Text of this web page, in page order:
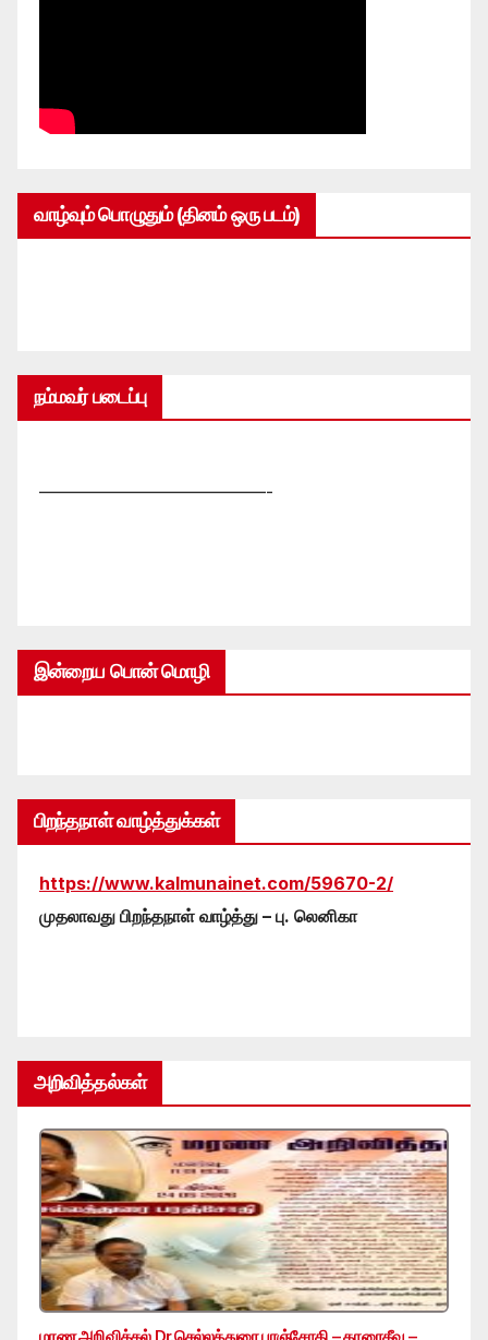
வாழ்வும் பொழுதும் (தினம் ஒரு படம்)
நம்மவர் படைப்பு
—————————————-
இன்றைய பொன் மொழி
பிறந்தநாள் வாழ்த்துக்கள்
https://www.kalmunainet.com/59670-2/
முதலாவது பிறந்தநாள் வாழ்த்து – பு. லெனிகா
அறிவித்தல்கள்
மரண அறிவித்தல் Dr.செல்லத்துரை பரஞ்சோதி – காரைதீவு –